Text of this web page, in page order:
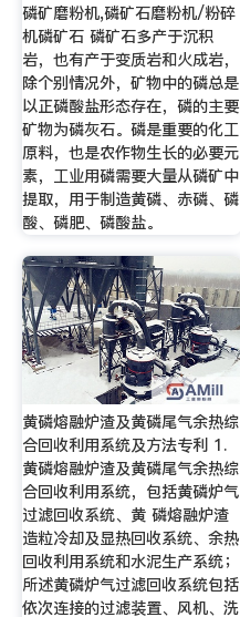
磷矿磨粉机,磷矿石磨粉机/粉碎
机磷矿石 磷矿石多产于沉积
岩，也有产于变质岩和火成岩，
除个别情况外，矿物中的磷总是
以正磷酸盐形态存在，磷的主要
矿物为磷灰石。磷是重要的化工
原料，也是农作物生长的必要元
素，工业用磷需要大量从磷矿中
提取，用于制造黄磷、赤磷、磷
酸、磷肥、磷酸盐。
黄磷熔融炉渣及黄磷尾气余热综
合回收利用系统及方法专利 1.
黄磷熔融炉渣及黄磷尾气余热综
合回收利用系统，包括黄磷炉气
过滤回收系统、黄 磷熔融炉渣
造粒冷却及显热回收系统、余热
回收利用系统和水泥生产系统；
所述黄磷炉气过滤回收系统包括
依次连接的过滤装置、风机、洗